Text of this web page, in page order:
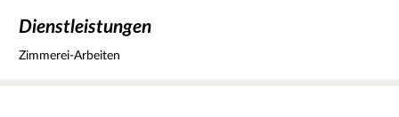
Dienstleistungen
Zimmerei-Arbeiten